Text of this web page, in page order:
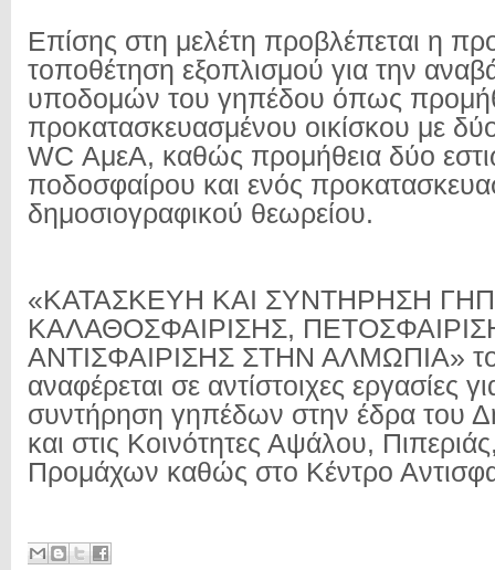
Επίσης στη μελέτη προβλέπεται η
τοποθέτηση εξοπλισμού για την
υποδομών του γηπέδου όπως
προκατασκευασμένου οικίσκου με
WC ΑμεΑ, καθώς προμήθεια δύο
ποδοσφαίρου και ενός
δημοσιογραφικού θεωρείου.
«ΚΑΤΑΣΚΕΥΗ ΚΑΙ ΣΥΝΤΗΡΗΣΗ
ΚΑΛΑΘΟΣΦΑΙΡΙΣΗΣ,
ΑΝΤΙΣΦΑΙΡΙΣΗΣ ΣΤΗΝ ΑΛΜΩΠΙΑ»
αναφέρεται σε αντίστοιχες εργασίες
συντήρηση γηπέδων στην έδρα του
και στις Κοινότητες Αψάλου,
Προμάχων καθώς στο Κέντρο